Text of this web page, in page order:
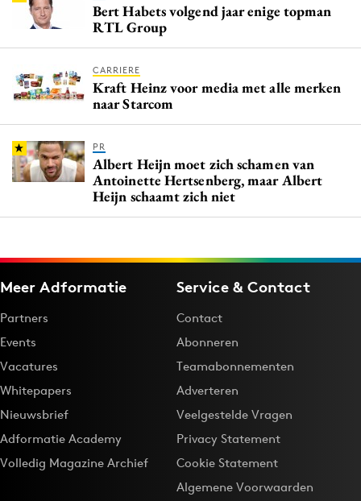
Bert Habets volgend jaar enige topman
RTL Group
CARRIERE
Kraft Heinz voor media met alle merken
naar Starcom
PR
Albert Heijn moet zich schamen van
Antoinette Hertsenberg, maar Albert
Heijn schaamt zich niet
Meer Adformatie
Partners
Events
Vacatures
Whitepapers
Nieuwsbrief
Adformatie Academy
Volledig Magazine Archief
Service & Contact
Contact
Abonneren
Teamabonnementen
Adverteren
Veelgestelde Vragen
Privacy Statement
Cookie Statement
Algemene Voorwaarden